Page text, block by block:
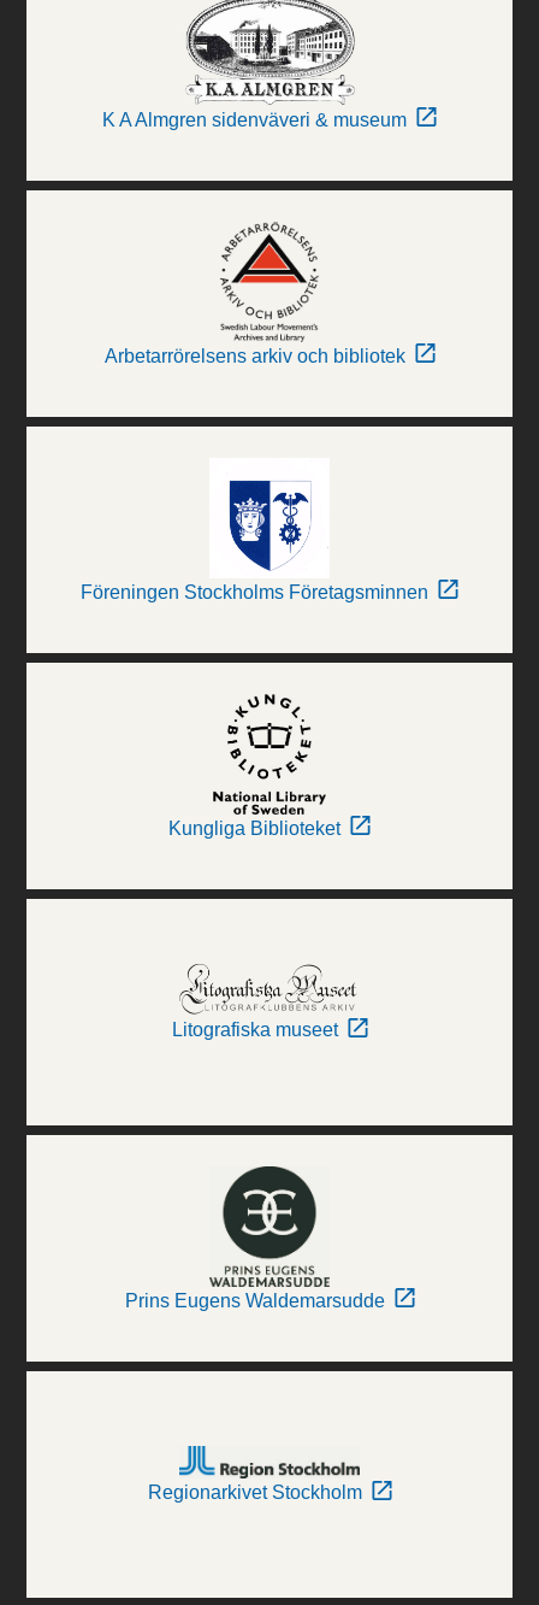
K A Almgren sidenväveri & museum
Arbetarrörelsens arkiv och bibliotek
Föreningen Stockholms Företagsminnen
Kungliga Biblioteket
Litografiska museet
Prins Eugens Waldemarsudde
Regionarkivet Stockholm